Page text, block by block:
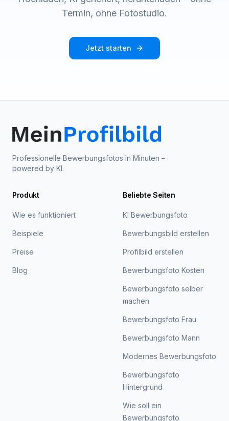
Termin, ohne Fotostudio.
Jetzt starten
Professionelle Bewerbungsfotos in Minuten –
powered by KI.
Produkt
Wie es funktioniert
Beispiele
Preise
Blog
Beliebte Seiten
KI Bewerbungsfoto
Bewerbungsbild erstellen
Profilbild erstellen
Bewerbungsfoto Kosten
Bewerbungsfoto selber
machen
Bewerbungsfoto Frau
Bewerbungsfoto Mann
Modernes Bewerbungsfoto
Bewerbungsfoto
Hintergrund
Wie soll ein
Bewerbungsfoto